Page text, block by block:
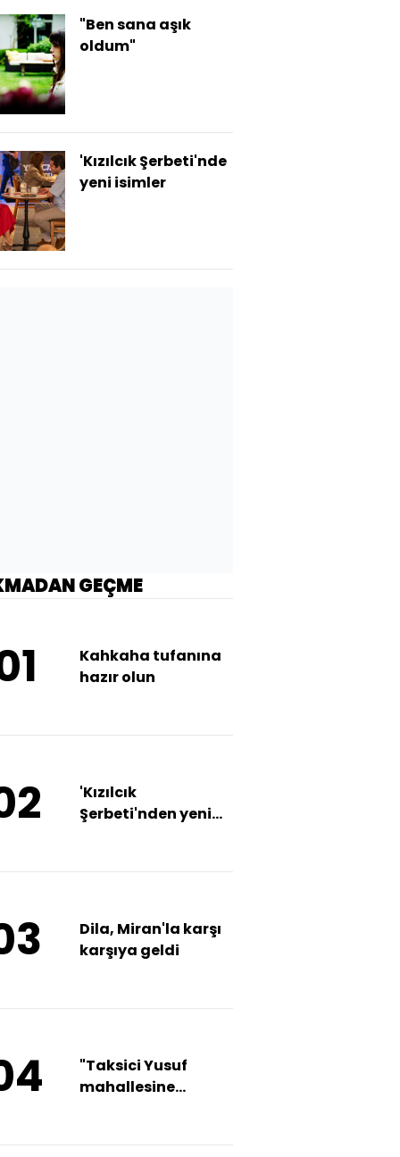
"Ben sana aşık
oldum"
'Kızılcık Şerbeti'nde
yeni isimler
GEÇME
Kahkaha tufanına
hazır olun
'Kızılcık
Şerbeti'nden yeni
Dila, Miran'la karşı
karşıya geldi
"Taksici Yusuf
mahallesine